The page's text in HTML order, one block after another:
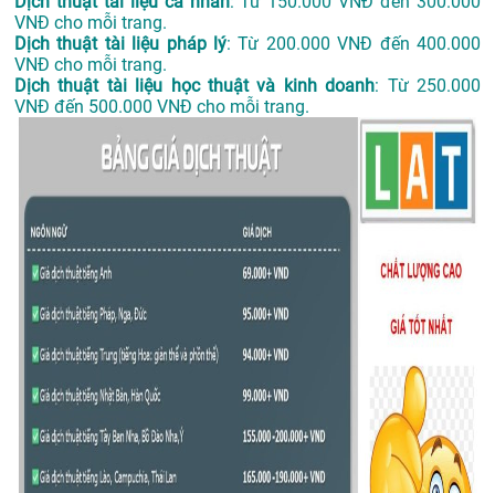
VNĐ cho mỗi trang.
Dịch thuật tài liệu pháp lý: Từ 200.000 VNĐ đến 400.000
VNĐ cho mỗi trang.
Dịch thuật tài liệu học thuật và kinh doanh: Từ 250.000
VNĐ đến 500.000 VNĐ cho mỗi trang.